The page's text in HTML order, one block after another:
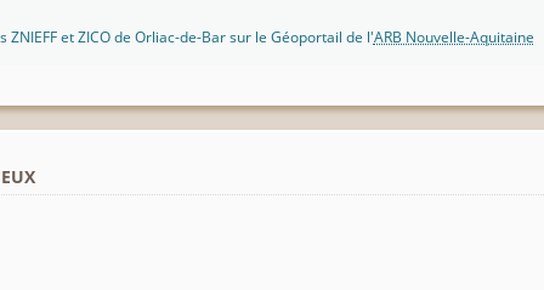
ZNIEFF et ZICO de Orliac-de-Bar sur le Géoportail de l'ARB Nouvelle-Aquitaine